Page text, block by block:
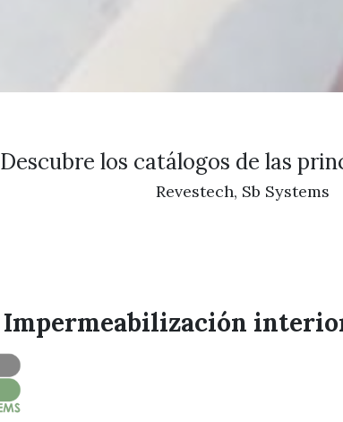
Descubre los catálogos de las
Revestech, Sb Systems
Impermeabilización